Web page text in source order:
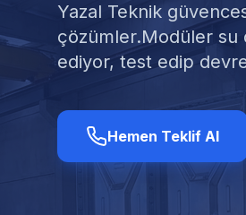
Yazal Teknik
çözümler.Modüler su
ediyor, test edip
Hemen Teklif Al